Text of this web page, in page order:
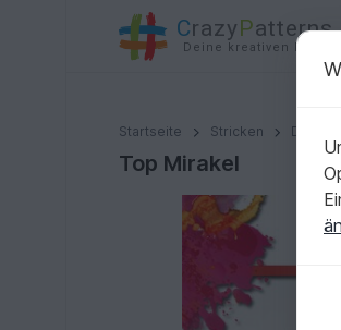
CrazyPatterns
Deine kreativen Ideen
Startseite Stricken Damen
Top Mirakel
Top Mirakel